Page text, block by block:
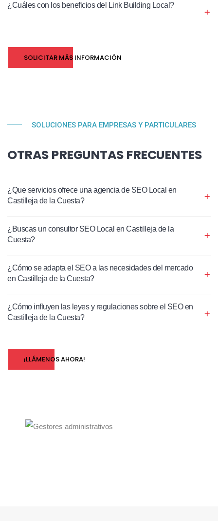
¿Cuáles con los beneficios del Link Building Local?
SOLICITAR MÁS INFORMACIÓN
SOLUCIONES PARA EMPRESAS Y PARTICULARES
OTRAS PREGUNTAS FRECUENTES
¿Que servicios ofrece una agencia de SEO Local en
Castilleja de la Cuesta?
¿Buscas un consultor SEO Local en Castilleja de la
Cuesta?
¿Cómo se adapta el SEO a las necesidades del mercado
en Castilleja de la Cuesta?
¿Cómo influyen las leyes y regulaciones sobre el SEO en
Castilleja de la Cuesta?
¡LLÁMENOS AHORA!